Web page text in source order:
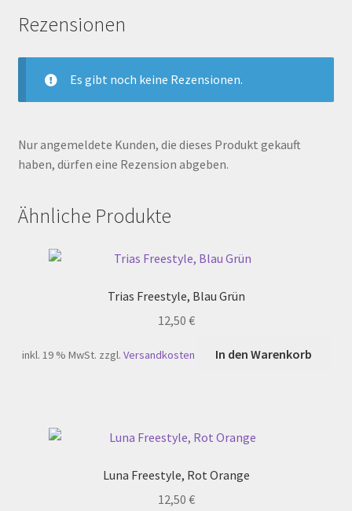
Rezensionen
Es gibt noch keine Rezensionen.
Nur angemeldete Kunden, die dieses Produkt gekauft
haben, dürfen eine Rezension abgeben.
Ähnliche Produkte
Trias Freestyle, Blau Grün
12,50 €
inkl. 19 % MwSt. zzgl.Versandkosten In den Warenkorb
Luna Freestyle, Rot Orange
12,50 €